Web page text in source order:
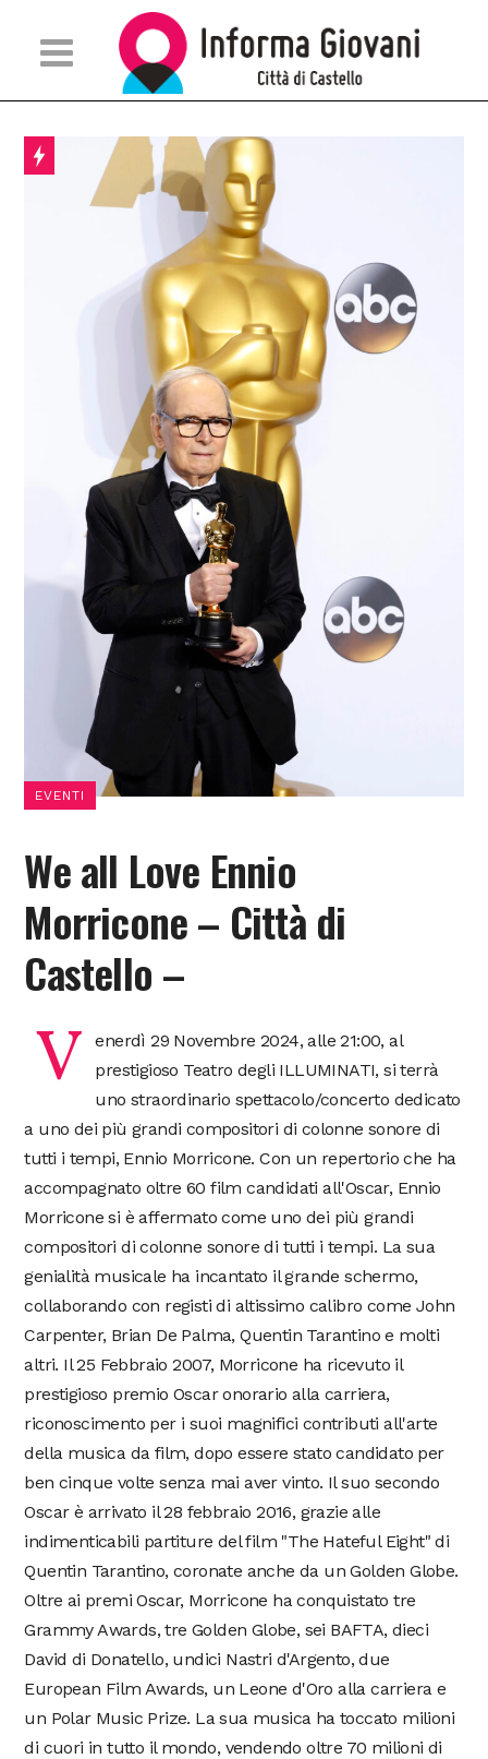
EVENTI
We all Love Ennio
Morricone – Città di
Castello –
V
enerdì 29 Novembre 2024, alle 21:00, al
prestigioso Teatro degli ILLUMINATI, si terrà
uno straordinario spettacolo/concerto dedicato
a uno dei più grandi compositori di colonne sonore di
tutti i tempi, Ennio Morricone. Con un repertorio che ha
accompagnato oltre 60 film candidati all'Oscar, Ennio
Morricone si è affermato come uno dei più grandi
compositori di colonne sonore di tutti i tempi. La sua
genialità musicale ha incantato il grande schermo,
collaborando con registi di altissimo calibro come John
Carpenter, Brian De Palma, Quentin Tarantino e molti
altri. Il 25 Febbraio 2007, Morricone ha ricevuto il
prestigioso premio Oscar onorario alla carriera,
riconoscimento per i suoi magnifici contributi all'arte
della musica da film, dopo essere stato candidato per
ben cinque volte senza mai aver vinto. Il suo secondo
Oscar è arrivato il 28 febbraio 2016, grazie alle
indimenticabili partiture del film "The Hateful Eight" di
Quentin Tarantino, coronate anche da un Golden Globe.
Oltre ai premi Oscar, Morricone ha conquistato tre
Grammy Awards, tre Golden Globe, sei BAFTA, dieci
David di Donatello, undici Nastri d'Argento, due
European Film Awards, un Leone d'Oro alla carriera e
un Polar Music Prize. La sua musica ha toccato milioni
di cuori in tutto il mondo, vendendo oltre 70 milioni di